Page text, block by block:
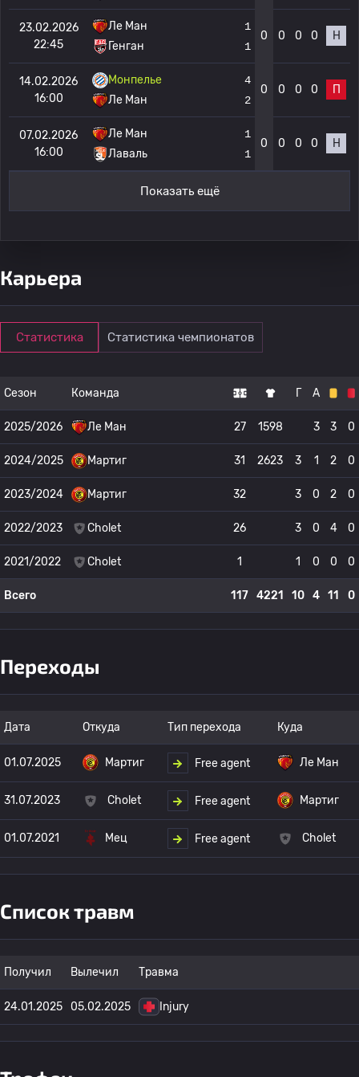
23.02.2026
22:45
Ле Ман
Генган
1
1
0 0 0 0 Н
14.02.2026
16:00
Монпелье
Ле Ман
4
2
0 0 0 0 П
07.02.2026
16:00
Ле Ман
Лаваль
1
1
0 0 0 0 Н
Показать ещё
Карьера
Статистика Статистика чемпионатов
Сезон Команда Г А
2025/2026 Ле Ман 27 1598 3 3 0
2024/2025 Мартиг 31 2623 3 1 2 0
2023/2024 Мартиг 32 3 0 2 0
2022/2023 Cholet 26 3 0 4 0
2021/2022 Cholet 1 1 0 0 0
Всего 117 4221 10 4 11 0
Переходы
Дата Откуда Тип перехода Куда
01.07.2025 Мартиг Free agent Ле Ман
31.07.2023 Cholet Free agent Мартиг
01.07.2021 Мец Free agent Cholet
Список травм
Получил Вылечил Травма
24.01.2025 05.02.2025 Injury